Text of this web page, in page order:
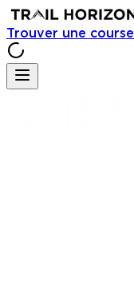
Trouver une course